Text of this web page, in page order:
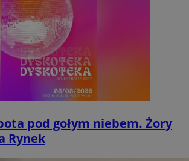
pod gołym niebem. Żory
Rynek